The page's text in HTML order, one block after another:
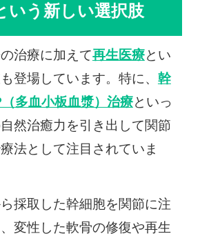
いう新しい選択肢
治療に加えて再生医療とい
登場しています。特に、 幹
多血小板血漿）治療といっ
然治癒力を引き出して関節
法として注目されていま
採取した幹細胞を関節に注
変性した軟骨の修復や再生